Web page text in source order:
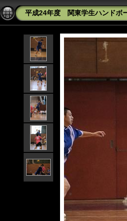
平成24年度 関東学生ハンド